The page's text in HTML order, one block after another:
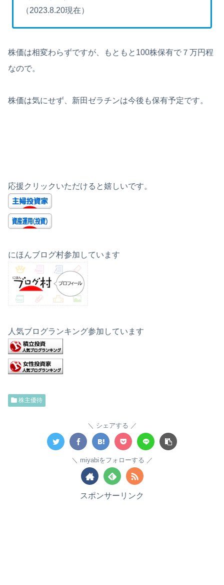
（2023.8.20現在）
株価は相変わらずですが、もともと100株保有で７万円程
なので。
株価は気にせず、新田ゼラチンは今後も保有予定です。
応援クリックいただけると嬉しいです。
にほんブログ村参加しています
人気ブログランキング参加しています
株主優待
シェアする
miyabiをフォローする
スポンサーリンク